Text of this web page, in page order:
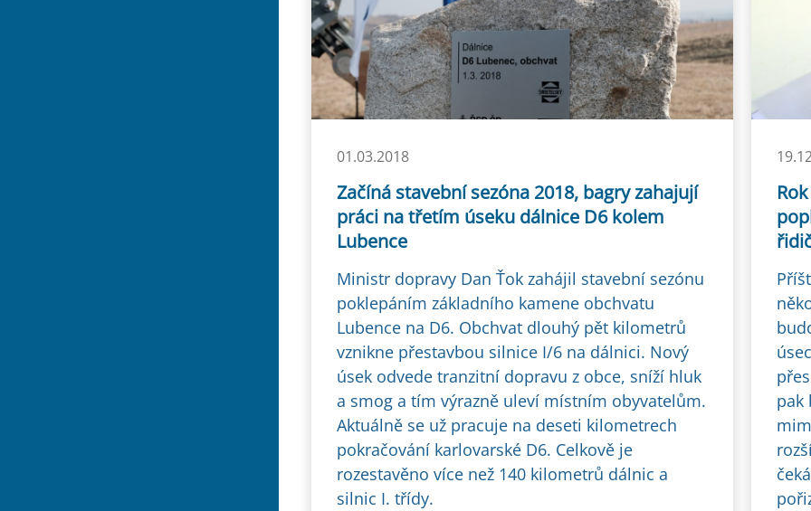
01.03.2018
Začíná stavební sezóna 2018, bagry zahajují
práci na třetím úseku dálnice D6 kolem
Lubence
Ministr dopravy Dan Ťok zahájil stavební sezónu
poklepáním základního kamene obchvatu
Lubence na D6. Obchvat dlouhý pět kilometrů
vznikne přestavbou silnice I/6 na dálnici. Nový
úsek odvede tranzitní dopravu z obce, sníží hluk
a smog a tím výrazně uleví místním obyvatelům.
Aktuálně se už pracuje na deseti kilometrech
pokračování karlovarské D6. Celkově je
rozestavěno více než 140 kilometrů dálnic a
silnic I. třídy.
pak